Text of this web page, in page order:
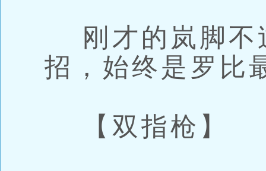
刚才的岚脚不
招，始终是罗比
【双指枪】